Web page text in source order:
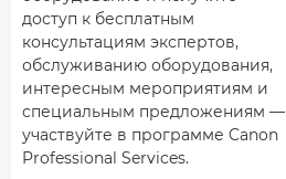
доступ к бесплатным
консультациям экспертов,
обслуживанию оборудования,
интересным мероприятиям и
специальным предложениям —
участвуйте в программе Canon
Professional Services.